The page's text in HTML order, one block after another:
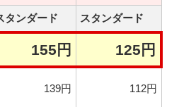
タンダード スタンダード
155円 125円
139円 112円